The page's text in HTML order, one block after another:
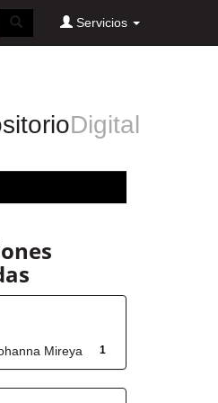
Servicios
Digital
1
Mireya